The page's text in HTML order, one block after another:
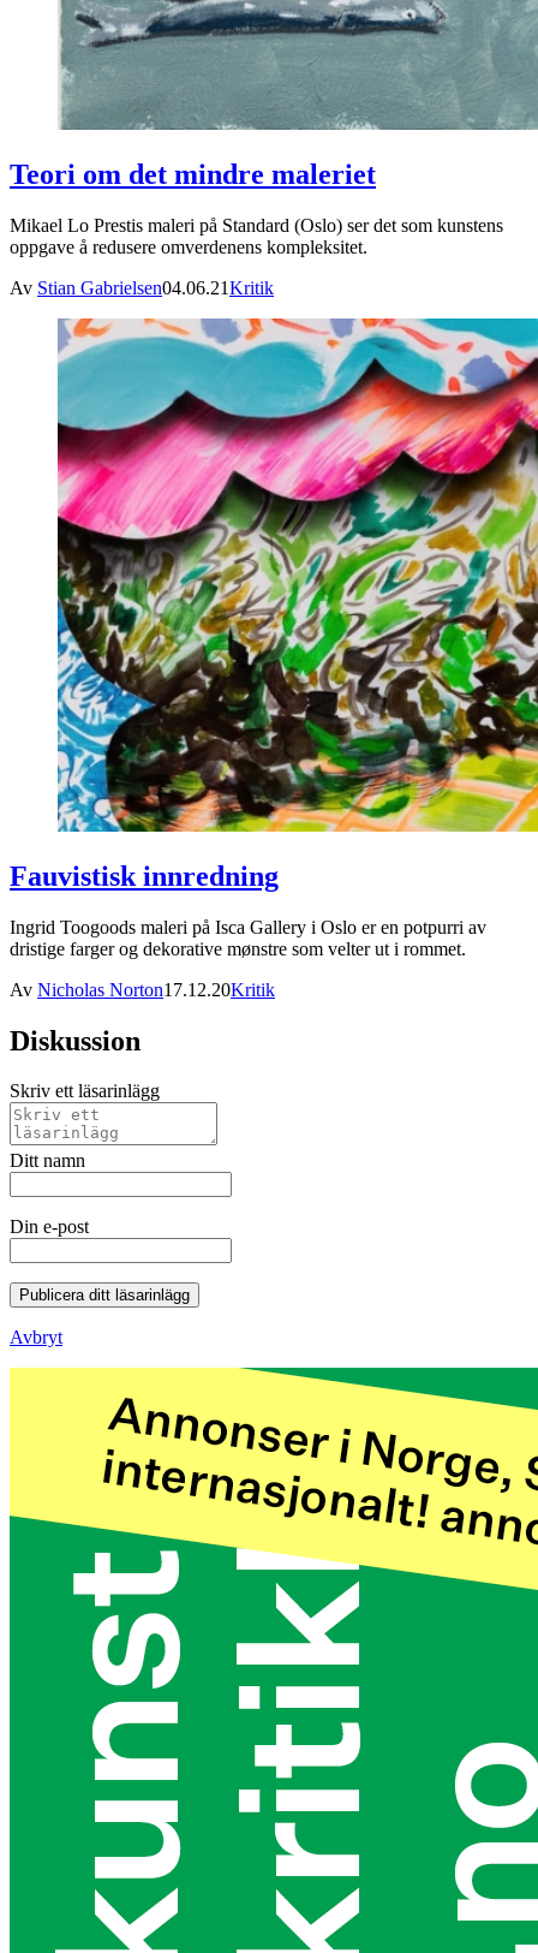
Teori om det mindre maleriet
Mikael Lo Prestis maleri på Standard (Oslo) ser det som kunstens
oppgave å redusere omverdenens kompleksitet.
Av Stian Gabrielsen04.06.21Kritik
Fauvistisk innredning
Ingrid Toogoods maleri på Isca Gallery i Oslo er en potpurri av
dristige farger og dekorative mønstre som velter ut i rommet.
Av Nicholas Norton17.12.20Kritik
Diskussion
Skriv ett läsarinlägg
Ditt namn
Din e-post
Publicera ditt läsarinlägg
Avbryt